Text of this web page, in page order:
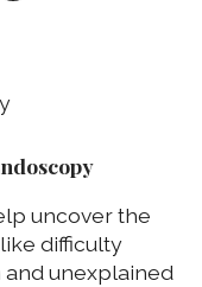
uncover the
difficulty
unexplained